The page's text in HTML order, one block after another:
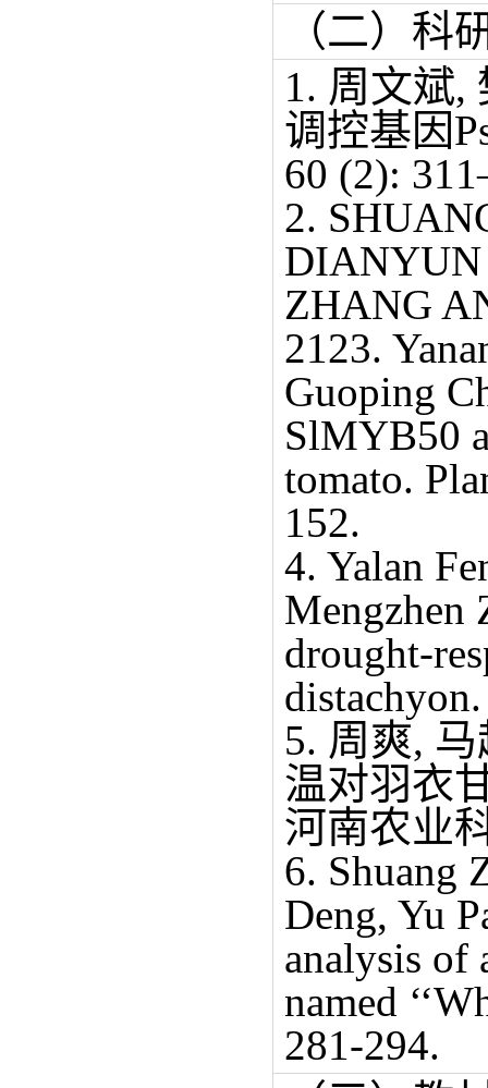
（二）科
1. 周文斌,
调控基因
60 (2):
2.
DIANYUN
ZHANG
2123.
Guoping
SlMYB50
tomato.
152.
4. Yalan
Mengzhen
drought-
5. 周爽,
温对羽衣
河南农业
6. Shuang
Deng, Yu
analysis of
named
281-294.